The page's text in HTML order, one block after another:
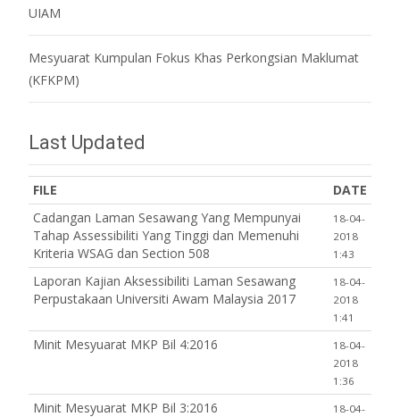
UIAM
Mesyuarat Kumpulan Fokus Khas Perkongsian Maklumat
(KFKPM)
Last Updated
FILE
DATE
Cadangan Laman Sesawang Yang Mempunyai
Tahap Assessibiliti Yang Tinggi dan Memenuhi
Kriteria WSAG dan Section 508
18-04-
2018
1:43
Laporan Kajian Aksessibiliti Laman Sesawang
Perpustakaan Universiti Awam Malaysia 2017
18-04-
2018
1:41
Minit Mesyuarat MKP Bil 4:2016
18-04-
2018
1:36
Minit Mesyuarat MKP Bil 3:2016
18-04-